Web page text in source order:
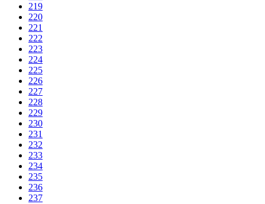
219
220
221
222
223
224
225
226
227
228
229
230
231
232
233
234
235
236
237